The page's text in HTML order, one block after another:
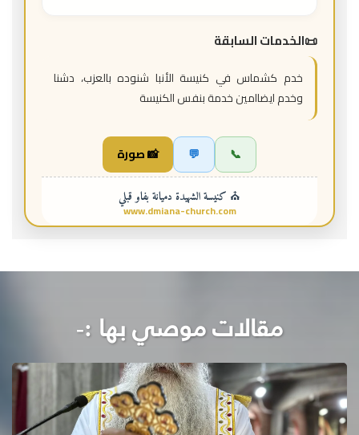
الخدمات السابقة
خدم كشماس في كنيسة الأنبا شنوده بالعزب، دشنا
وخدم ايضاامين خدمة بنفس الكنيسة
📞
💬 📸 صورة
⛪ كنيسة الشهيدة دميانة بفاو قبلي
www.dmiana-church.com
مقالات موصي بها :-